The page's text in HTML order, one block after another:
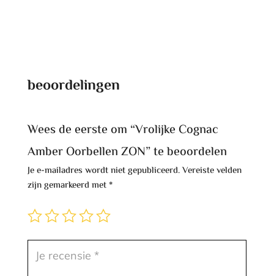
beoordelingen
Wees de eerste om “Vrolijke Cognac
Amber Oorbellen ZON” te beoordelen
Je e-mailadres wordt niet gepubliceerd.Vereiste velden
zijn gemarkeerd met*